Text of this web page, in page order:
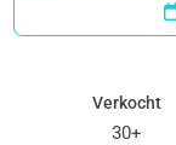
Verkocht
30+